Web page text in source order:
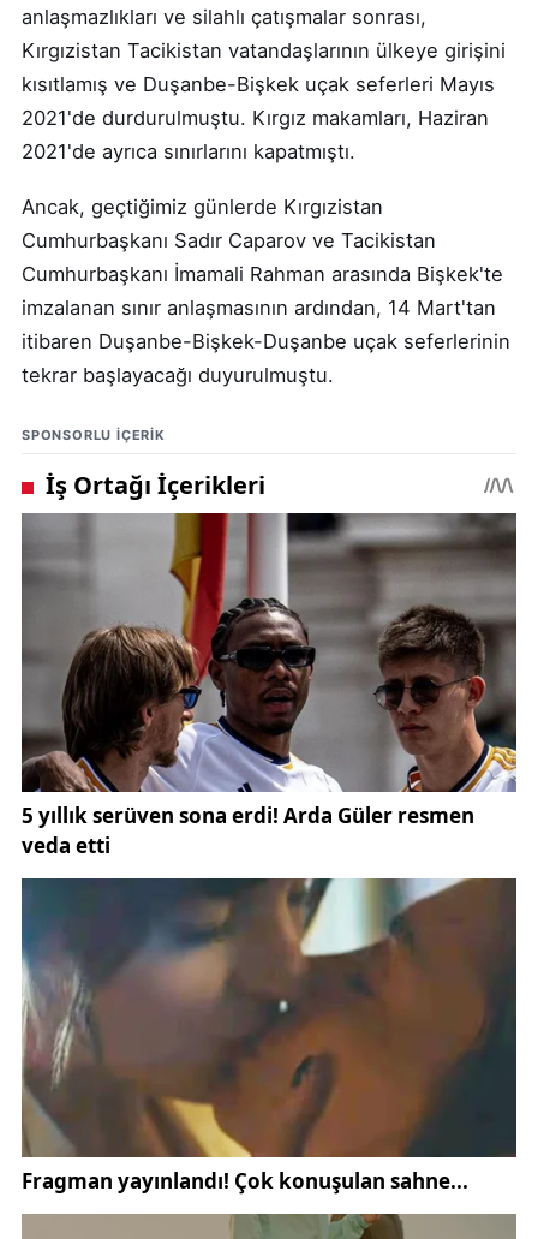
anlaşmazlıkları ve silahlı çatışmalar sonrası,
Kırgızistan Tacikistan vatandaşlarının ülkeye girişini
kısıtlamış ve Duşanbe-Bişkek uçak seferleri Mayıs
2021'de durdurulmuştu. Kırgız makamları, Haziran
2021'de ayrıca sınırlarını kapatmıştı.
Ancak, geçtiğimiz günlerde Kırgızistan
Cumhurbaşkanı Sadır Caparov ve Tacikistan
Cumhurbaşkanı İmamali Rahman arasında Bişkek'te
imzalanan sınır anlaşmasının ardından, 14 Mart'tan
itibaren Duşanbe-Bişkek-Duşanbe uçak seferlerinin
tekrar başlayacağı duyurulmuştu.
SPONSORLU IÇERIK